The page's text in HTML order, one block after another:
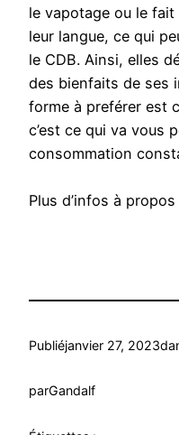
le vapotage ou le
leur langue, ce qui
le CDB. Ainsi, elles
des bienfaits de ses
forme à preférer est
c’est ce qui va vous
consommation
Plus d’infos à
Publiéjanvier 27, 2023
parGandalf